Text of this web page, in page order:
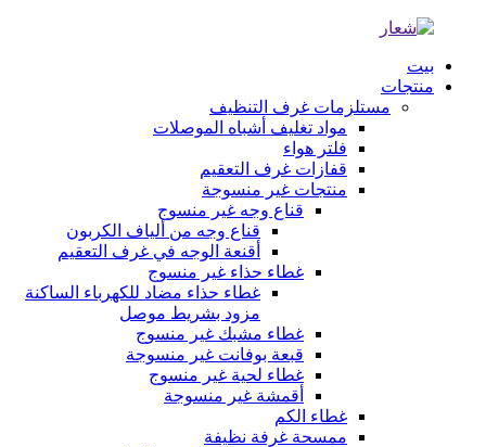
بيت
منتجات
مستلزمات غرف التنظيف
مواد تغليف أشباه الموصلات
فلتر هواء
قفازات غرف التعقيم
منتجات غير منسوجة
قناع وجه غير منسوج
قناع وجه من ألياف الكربون
أقنعة الوجه في غرف التعقيم
غطاء حذاء غير منسوج
غطاء حذاء مضاد للكهرباء الساكنة
مزود بشريط موصل
غطاء مشبك غير منسوج
قبعة بوفانت غير منسوجة
غطاء لحية غير منسوج
أقمشة غير منسوجة
غطاء الكم
ممسحة غرفة نظيفة